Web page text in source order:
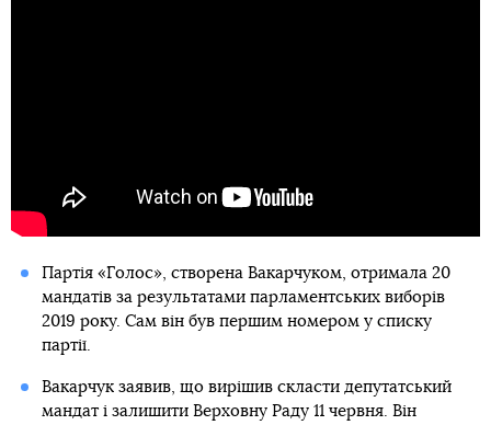
Партія «Голос», створена Вакарчуком, отримала 20
мандатів за результатами парламентських виборів
2019 року. Сам він був першим номером у списку
партії.
Вакарчук заявив, що вирішив скласти депутатський
мандат і залишити Верховну Раду 11 червня. Він